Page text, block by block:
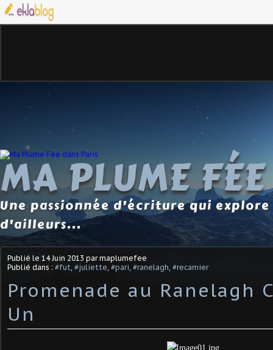
MA PLUME
Une passionnée d'écriture qui
d'ailleurs...
Publié le 14 Juin 2013 par maplumefee
Publié dans : #fut #juliette #pari #ranelagh #recamier
Promenade au Ranelagh
Un